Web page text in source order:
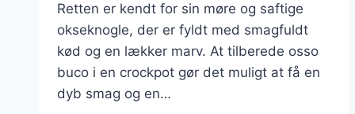
Retten er kendt for sin møre og saftige
okseknogle, der er fyldt med smagfuldt
kød og en lækker marv. At tilberede osso
buco i en crockpot gør det muligt at få en
dyb smag og en…